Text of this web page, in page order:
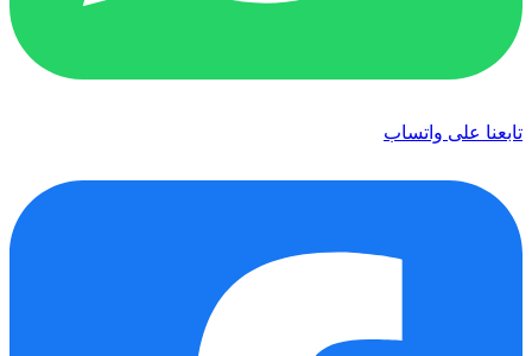
تابعنا على واتساب